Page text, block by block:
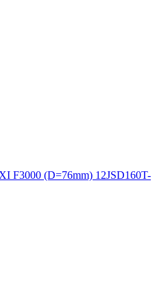
F3000 (D=76mm) 12JSD160T-